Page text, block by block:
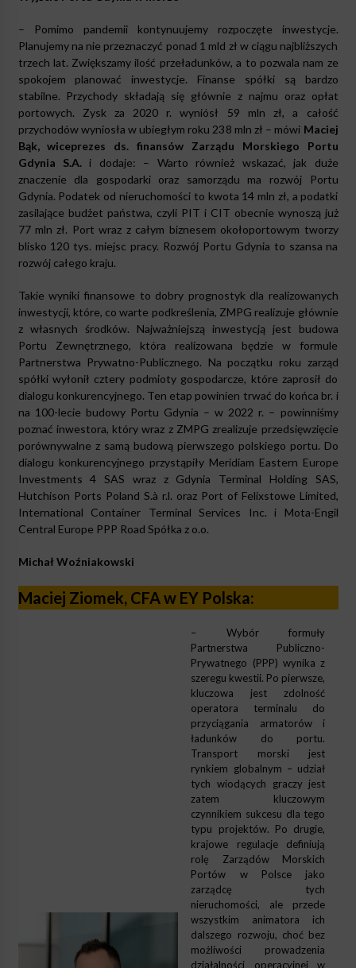
– Pomimo pandemii kontynuujemy rozpoczęte inwestycje.
Planujemy na nie przeznaczyć ponad 1 mld zł w ciągu najbliższych
trzech lat. Zwiększamy ilość przeładunków, a to pozwala nam ze
spokojem planować inwestycje. Finanse spółki są bardzo
stabilne. Przychody składają się głównie z najmu oraz opłat
portowych. Zysk za 2020 r. wyniósł 59 mln zł, a całość
przychodów wyniosła w ubiegłym roku 238 mln zł – mówi Maciej
Bąk, wiceprezes ds. finansów Zarządu Morskiego Portu
Gdynia S.A.i dodaje: – Warto również wskazać, jak duże
znaczenie dla gospodarki oraz samorządu ma rozwój Portu
Gdynia. Podatek od nieruchomości to kwota 14 mln zł, a podatki
zasilające budżet państwa, czyli PIT i CIT obecnie wynoszą już
77 mln zł. Port wraz z całym biznesem okołoportowym tworzy
blisko 120 tys. miejsc pracy. Rozwój Portu Gdynia to szansa na
rozwój całego kraju.
Takie wyniki finansowe to dobry prognostyk dla realizowanych
inwestycji, które, co warte podkreślenia, ZMPG realizuje głównie
z własnych środków. Najważniejszą inwestycją jest budowa
Portu Zewnętrznego, która realizowana będzie w formule
Partnerstwa Prywatno-Publicznego. Na początku roku zarząd
spółki wyłonił cztery podmioty gospodarcze, które zaprosił do
dialogu konkurencyjnego. Ten etap powinien trwać do końca br. i
na 100-lecie budowy Portu Gdynia – w 2022 r. – powinniśmy
poznać inwestora, który wraz z ZMPG zrealizuje przedsięwzięcie
porównywalne z samą budową pierwszego polskiego portu. Do
dialogu konkurencyjnego przystąpiły Meridiam Eastern Europe
Investments 4 SAS wraz z Gdynia Terminal Holding SAS,
Hutchison Ports Poland S.à r.l. oraz Port of Felixstowe Limited,
International Container Terminal Services Inc. i Mota-Engil
Central Europe PPP Road Spółka z o.o.
Michał Woźniakowski
Maciej Ziomek, CFA w EY Polska:
– Wybór formuły
Partnerstwa Publiczno-
Prywatnego (PPP) wynika z
szeregu kwestii. Po pierwsze,
kluczowa jest zdolność
operatora terminalu do
przyciągania armatorów i
ładunków do portu.
Transport morski jest
rynkiem globalnym – udział
tych wiodących graczy jest
zatem kluczowym
czynnikiem sukcesu dla tego
typu projektów. Po drugie,
krajowe regulacje definiują
rolę Zarządów Morskich
Portów w Polsce jako
zarządcę tych
nieruchomości, ale przede
wszystkim animatora ich
dalszego rozwoju, choć bez
możliwości prowadzenia
działalności operacyjnej w